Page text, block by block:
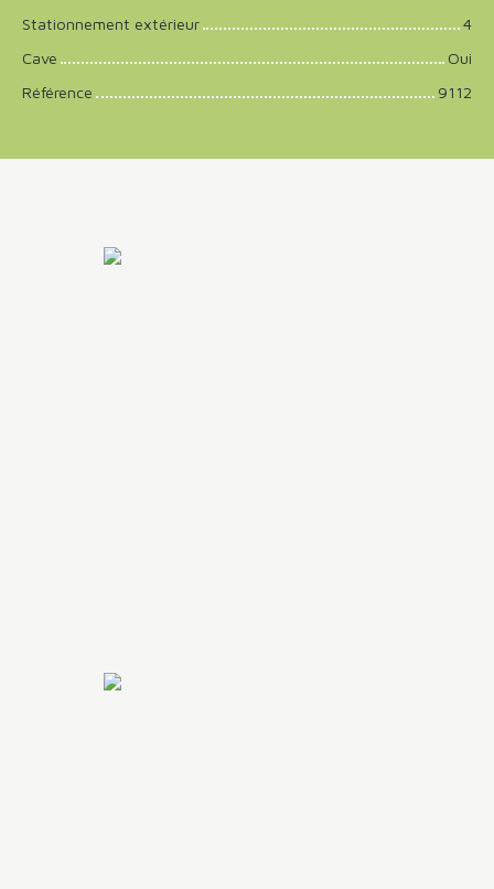
Stationnement extérieur
4
Cave
Oui
Référence
9112